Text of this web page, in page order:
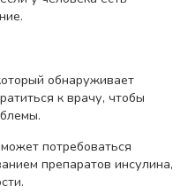
обнаруживает
к врачу, чтобы
потребоваться
препаратов инсулина,